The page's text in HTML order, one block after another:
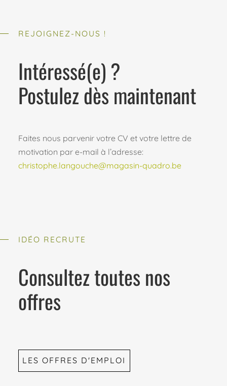
REJOIGNEZ-NOUS !
Intéressé(e) ?
Postulez dès maintenant
Faites nous parvenir votre CV et votre lettre de
motivation par e-mail à l’adresse:
christophe.langouche@magasin-quadro.be
IDÉO RECRUTE
Consultez toutes nos
offres
LES OFFRES D'EMPLOI